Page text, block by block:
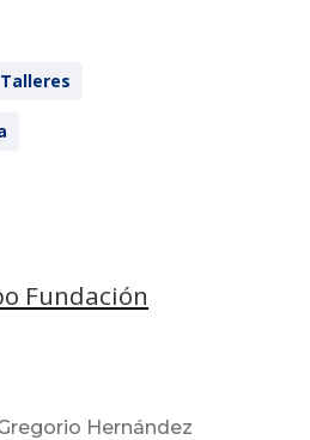
Talleres
Fundación
Hernández